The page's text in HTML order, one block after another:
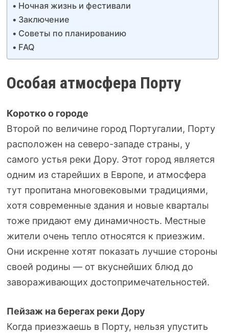
Ночная жизнь и фестивали
Заключение
Советы по планированию
FAQ
Особая атмосфера Порту
Коротко о городе
Второй по величине город Португалии, Порту
расположен на северо-западе страны, у
самого устья реки Дору. Этот город является
одним из старейших в Европе, и атмосфера
тут пропитана многовековыми традициями,
хотя современные здания и новые кварталы
тоже придают ему динамичность. Местные
жители очень тепло относятся к приезжим.
Они искренне хотят показать лучшие стороны
своей родины — от вкуснейших блюд до
завораживающих достопримечательностей.
Пейзаж на берегах реки Дору
Когда приезжаешь в Порту, нельзя упустить